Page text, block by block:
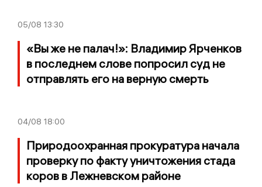
05/08 13:30
«Вы же не палач!»: Владимир Ярченков
в последнем слове попросил суд не
отправлять его на верную смерть
04/08 18:00
Природоохранная прокуратура начала
проверку по факту уничтожения стада
коров в Лежневском районе